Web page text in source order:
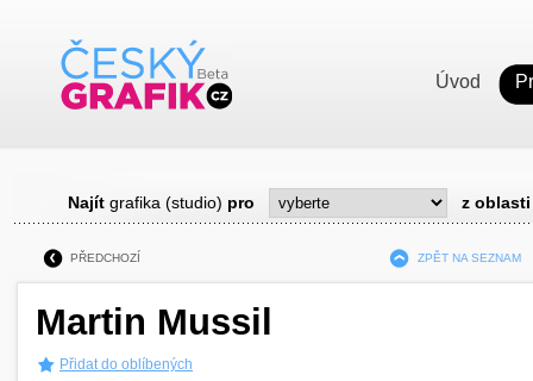
Úvod
Najít grafika (studio) pro z oblasti
PŘEDCHOZÍ ZPĚT NA SEZNAM
Martin Mussil
Přidat do oblíbených